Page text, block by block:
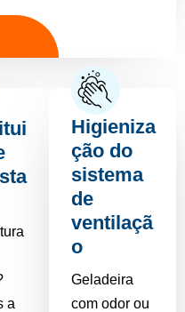
a
Higieniza
ção do
sistema
de
ventilaçã
o
Geladeira
com odor ou